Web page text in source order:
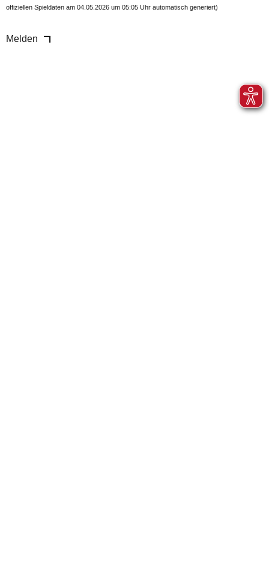
offiziellen Spieldaten am 04.05.2026 um 05:05 Uhr automatisch generiert)
Melden